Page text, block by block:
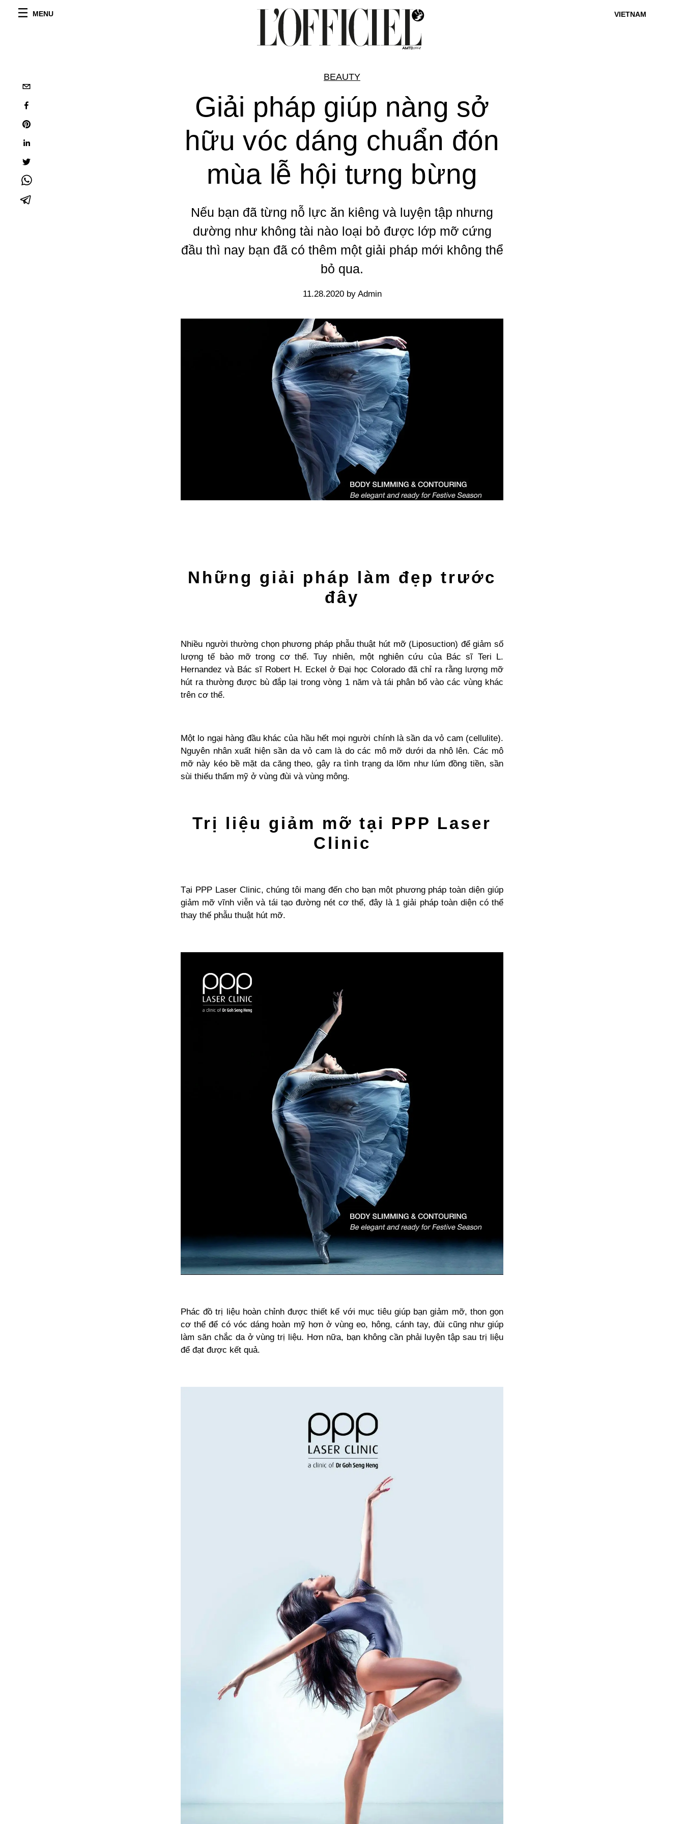
MENU VIETNAM
BEAUTY
Giải pháp giúp nàng sở
hữu vóc dáng chuẩn đón
mùa lễ hội tưng bừng
Nếu bạn đã từng nỗ lực ăn kiêng và luyện tập nhưng
dường như không tài nào loại bỏ được lớp mỡ cứng
đầu thì nay bạn đã có thêm một giải pháp mới không thể
bỏ qua.
11.28.2020 by Admin
Những giải pháp làm đẹp trước
đây
Nhiều người thường chọn phương pháp phẫu thuật hút mỡ (Liposuction) để giảm số
lượng tế bào mỡ trong cơ thể. Tuy nhiên, một nghiên cứu của Bác sĩ Teri L.
Hernandez và Bác sĩ Robert H. Eckel ở Đại học Colorado đã chỉ ra rằng lượng mỡ
hút ra thường được bù đắp lại trong vòng 1 năm và tái phân bổ vào các vùng khác
trên cơ thể.
Một lo ngại hàng đầu khác của hầu hết mọi người chính là sần da vỏ cam (cellulite).
Nguyên nhân xuất hiện sần da vỏ cam là do các mô mỡ dưới da nhô lên. Các mô
mỡ này kéo bề mặt da căng theo, gây ra tình trạng da lõm như lúm đồng tiền, sần
sùi thiếu thẩm mỹ ở vùng đùi và vùng mông.
Trị liệu giảm mỡ tại PPP Laser
Clinic
Tại PPP Laser Clinic, chúng tôi mang đến cho bạn một phương pháp toàn diện giúp
giảm mỡ vĩnh viễn và tái tạo đường nét cơ thể, đây là 1 giải pháp toàn diện có thể
thay thế phẫu thuật hút mỡ.
Phác đồ trị liệu hoàn chỉnh được thiết kế với mục tiêu giúp bạn giảm mỡ, thon gọn
cơ thể để có vóc dáng hoàn mỹ hơn ở vùng eo, hông, cánh tay, đùi cũng như giúp
làm săn chắc da ở vùng trị liệu. Hơn nữa, bạn không cần phải luyện tập sau trị liệu
để đạt được kết quả.